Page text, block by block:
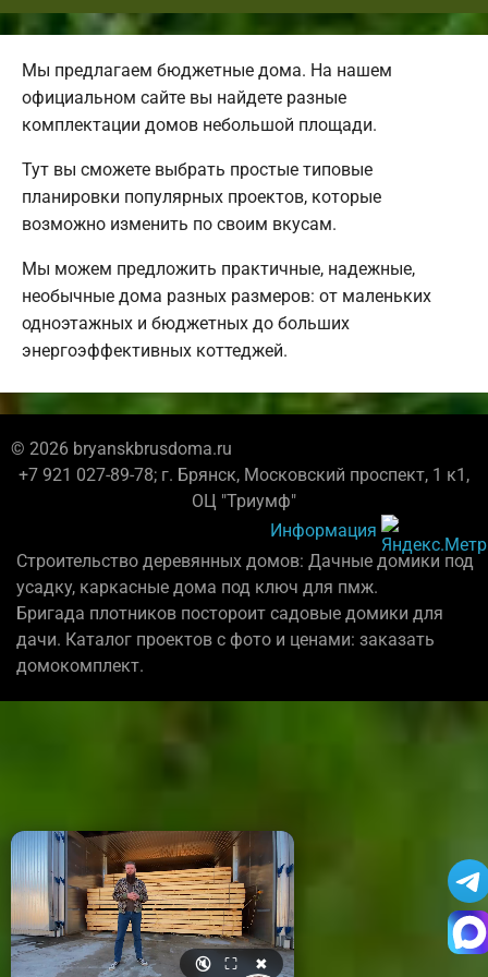
Мы предлагаем бюджетные дома. На нашем
официальном сайте вы найдете разные
комплектации домов небольшой площади.
Тут вы сможете выбрать простые типовые
планировки популярных проектов, которые
возможно изменить по своим вкусам.
Мы можем предложить практичные, надежные,
необычные дома разных размеров: от маленьких
одноэтажных и бюджетных до больших
энергоэффективных коттеджей.
© 2026 bryanskbrusdoma.ru
+7 921 027-89-78; г. Брянск, Московский проспект, 1 к1,
ОЦ "Триумф"
Информация
Строительство деревянных домов: Дачные домики под
усадку, каркасные дома под ключ для пмж.
Бригада плотников постороит садовые домики для
дачи. Каталог проектов с фото и ценами: заказать
домокомплект.
🔇 ⛶ ✖